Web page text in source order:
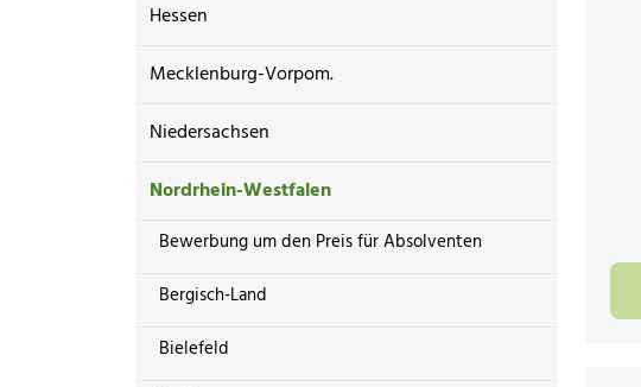
Hessen
Mecklenburg-Vorpom.
Niedersachsen
Nordrhein-Westfalen
Bewerbung um den Preis für Absolventen
Bergisch-Land
Bielefeld